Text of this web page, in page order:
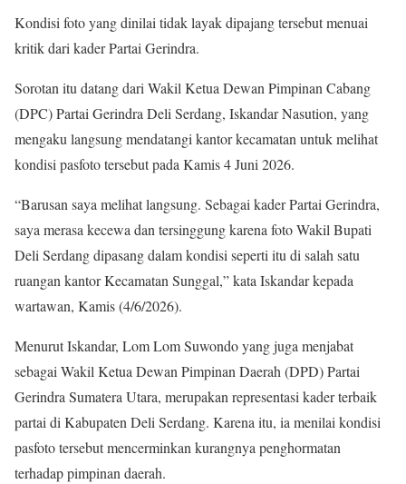
Kondisi foto yang dinilai tidak layak dipajang tersebut menuai
kritik dari kader Partai Gerindra.
Sorotan itu datang dari Wakil Ketua Dewan Pimpinan Cabang
(DPC) Partai Gerindra Deli Serdang, Iskandar Nasution, yang
mengaku langsung mendatangi kantor kecamatan untuk melihat
kondisi pasfoto tersebut pada Kamis 4 Juni 2026.
“Barusan saya melihat langsung. Sebagai kader Partai Gerindra,
saya merasa kecewa dan tersinggung karena foto Wakil Bupati
Deli Serdang dipasang dalam kondisi seperti itu di salah satu
ruangan kantor Kecamatan Sunggal,” kata Iskandar kepada
wartawan, Kamis (4/6/2026).
Menurut Iskandar, Lom Lom Suwondo yang juga menjabat
sebagai Wakil Ketua Dewan Pimpinan Daerah (DPD) Partai
Gerindra Sumatera Utara, merupakan representasi kader terbaik
partai di Kabupaten Deli Serdang. Karena itu, ia menilai kondisi
pasfoto tersebut mencerminkan kurangnya penghormatan
terhadap pimpinan daerah.